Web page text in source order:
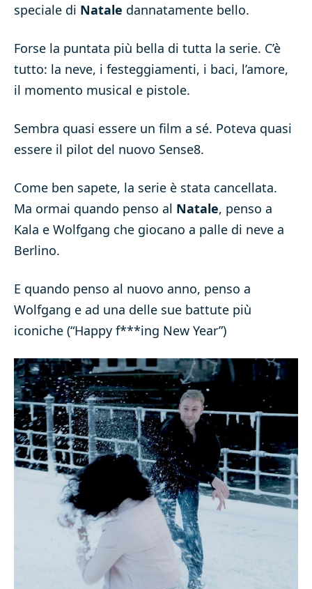
speciale di Natale dannatamente bello.
Forse la puntata più bella di tutta la serie. C’è
tutto: la neve, i festeggiamenti, i baci, l’amore,
il momento musical e pistole.
Sembra quasi essere un film a sé. Poteva quasi
essere il pilot del nuovo Sense8.
Come ben sapete, la serie è stata cancellata.
Ma ormai quando penso al Natale, penso a
Kala e Wolfgang che giocano a palle di neve a
Berlino.
E quando penso al nuovo anno, penso a
Wolfgang e ad una delle sue battute più
iconiche (“Happy f***ing New Year”)